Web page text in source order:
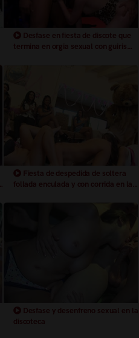
Desfase en fiesta de discote que
termina en orgia sexual con guiris
Fiesta de despedida de soltera
follada enculada y con corrida en la
Desfase y desenfreno sexual en la
discoteca